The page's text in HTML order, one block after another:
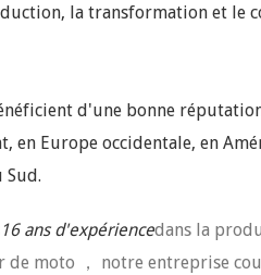
la transformation et le
d'une bonne
en Europe occidentale, en
Sud.
16 ans d'expériencedans la
de moto ， notre entreprise